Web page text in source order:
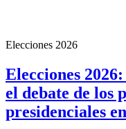
Elecciones 2026
Elecciones
el debate de los
presidenciales